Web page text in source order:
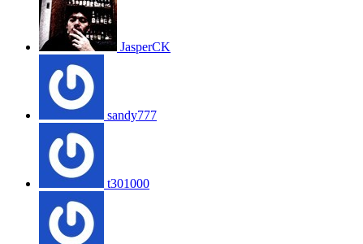
JasperCK
sandy777
t301000